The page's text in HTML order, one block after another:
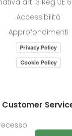
Accessibilità
Approfondimenti
Privacy Policy
Cookie Policy
Customer